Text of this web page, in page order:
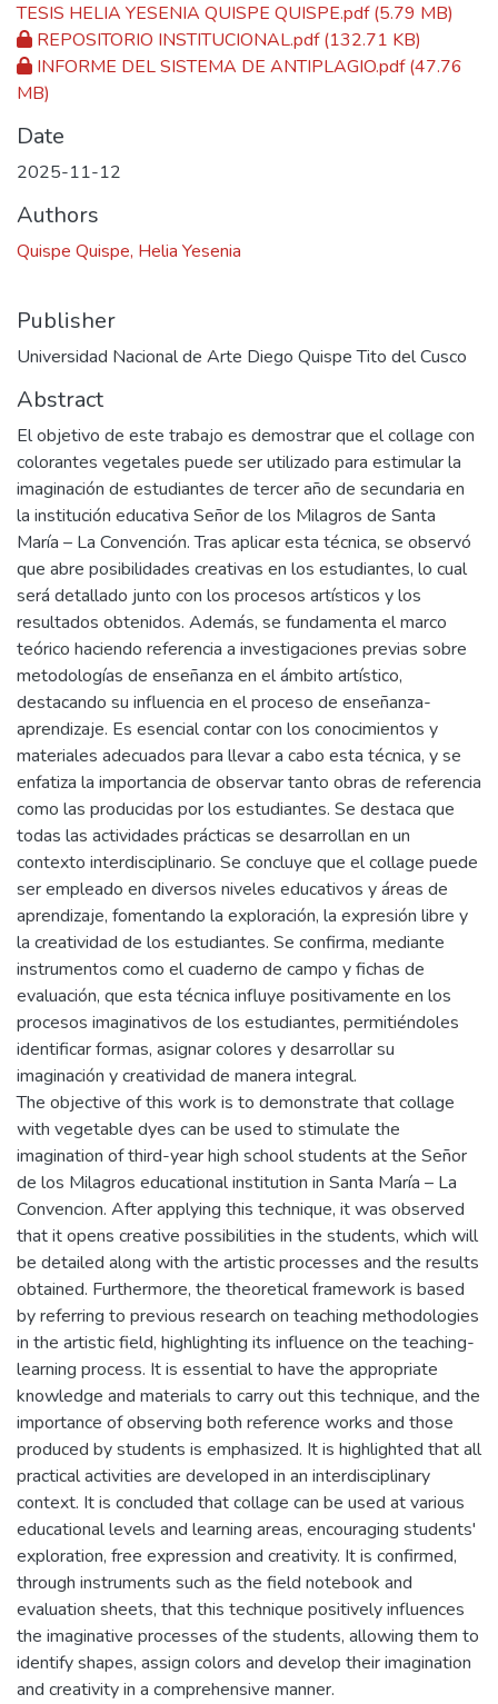
TESIS HELIA YESENIA QUISPE QUISPE.pdf(5.79 MB)
REPOSITORIO INSTITUCIONAL.pdf(132.71 KB)
INFORME DEL SISTEMA DE ANTIPLAGIO.pdf(47.76
MB)
Date
2025-11-12
Authors
Quispe Quispe, Helia Yesenia
Publisher
Universidad Nacional de Arte Diego Quispe Tito del Cusco
Abstract
El objetivo de este trabajo es demostrar que el collage con
colorantes vegetales puede ser utilizado para estimular la
imaginación de estudiantes de tercer año de secundaria en
la institución educativa Señor de los Milagros de Santa
María – La Convención. Tras aplicar esta técnica, se observó
que abre posibilidades creativas en los estudiantes, lo cual
será detallado junto con los procesos artísticos y los
resultados obtenidos. Además, se fundamenta el marco
teórico haciendo referencia a investigaciones previas sobre
metodologías de enseñanza en el ámbito artístico,
destacando su influencia en el proceso de enseñanza-
aprendizaje. Es esencial contar con los conocimientos y
materiales adecuados para llevar a cabo esta técnica, y se
enfatiza la importancia de observar tanto obras de referencia
como las producidas por los estudiantes. Se destaca que
todas las actividades prácticas se desarrollan en un
contexto interdisciplinario. Se concluye que el collage puede
ser empleado en diversos niveles educativos y áreas de
aprendizaje, fomentando la exploración, la expresión libre y
la creatividad de los estudiantes. Se confirma, mediante
instrumentos como el cuaderno de campo y fichas de
evaluación, que esta técnica influye positivamente en los
procesos imaginativos de los estudiantes, permitiéndoles
identificar formas, asignar colores y desarrollar su
imaginación y creatividad de manera integral.
The objective of this work is to demonstrate that collage
with vegetable dyes can be used to stimulate the
imagination of third-year high school students at the Señor
de los Milagros educational institution in Santa María – La
Convencion. After applying this technique, it was observed
that it opens creative possibilities in the students, which will
be detailed along with the artistic processes and the results
obtained. Furthermore, the theoretical framework is based
by referring to previous research on teaching methodologies
in the artistic field, highlighting its influence on the teaching-
learning process. It is essential to have the appropriate
knowledge and materials to carry out this technique, and the
importance of observing both reference works and those
produced by students is emphasized. It is highlighted that all
practical activities are developed in an interdisciplinary
context. It is concluded that collage can be used at various
educational levels and learning areas, encouraging students'
exploration, free expression and creativity. It is confirmed,
through instruments such as the field notebook and
evaluation sheets, that this technique positively influences
the imaginative processes of the students, allowing them to
identify shapes, assign colors and develop their imagination
and creativity in a comprehensive manner.